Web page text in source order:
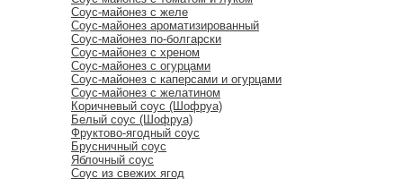
Соус-майонез с желе
Соус-майонез ароматизированный
Соус-майонез по-болгарски
Соус-майонез с хреном
Соус-майонез с огурцами
Соус-майонез с каперсами и огурцами
Соус-майонез с желатином
Коричневый соус (Шофруа)
Белый соус (Шофруа)
Фруктово-ягодный соус
Брусничный соус
Яблочный соус
Соус из свежих ягод